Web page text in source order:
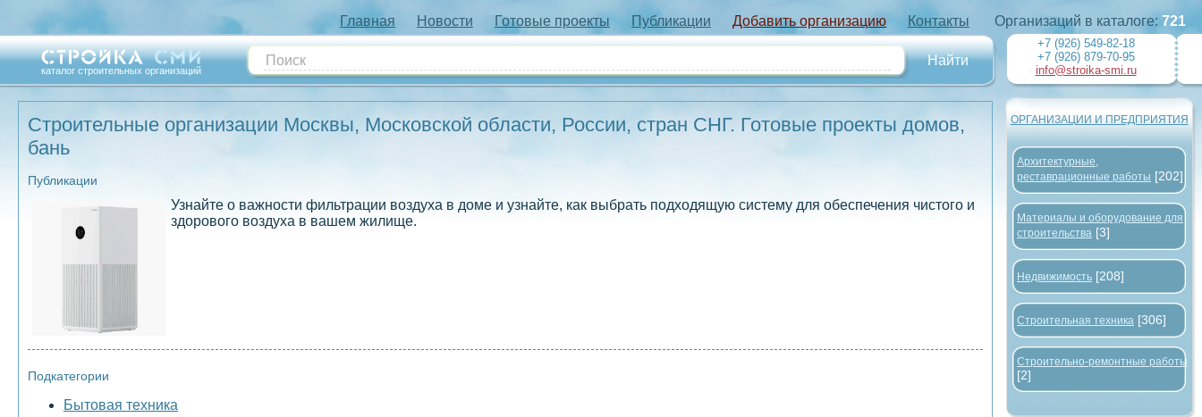
Главная Новости Готовые проекты Публикации Добавить организацию Контакты
каталог строительных организаций
Строительные организации Москвы, Московской области, России, стран СНГ. Готовые проекты домов,
бань
Публикации
Узнайте о важности фильтрации воздуха в доме и узнайте, как выбрать подходящую систему для обеспечения чистого и
здорового воздуха в вашем жилище.
Подкатегории
Бытовая техника
Организаций в каталоге: 721
+7 (926) 549-82-18
+7 (926) 879-70-95
info@stroika-smi.ru
ОРГАНИЗАЦИИ И ПРЕДПРИЯТИЯ
Архитектурные,
реставрационные работы [202]
Материалы и оборудование для
строительства [3]
Недвижимость [208]
Строительная техника [306]
Строительно-ремонтные работы
[2]